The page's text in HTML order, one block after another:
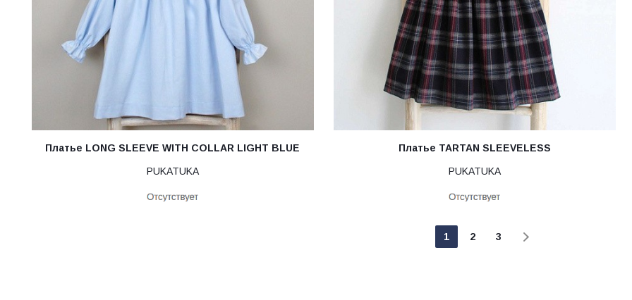
Платье LONG SLEEVE WITH COLLAR LIGHT BLUE
PUKATUKA
Платье TARTAN SLEEVELESS
PUKATUKA
1 2 3